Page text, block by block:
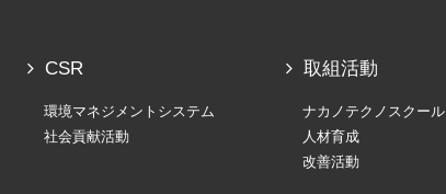
CSR
環境マネジメントシステム
社会貢献活動
取組活動
ナカノテクノスクール
人材育成
改善活動